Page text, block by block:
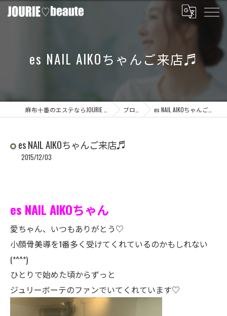
es NAIL AIKOちゃんご来店♬
ブログ es NAIL AIKOちゃんご来店♬
es NAIL AIKOちゃんご来店♬
2015/12/03
es NAIL AIKOちゃん
愛ちゃん、いつもありがとう♡
小顔骨美導を1番多く受けてくれているのかもしれない
(*^^*)
ひとりで始めた頃からずっと
ジュリーボーテのファンでいてくれています♡